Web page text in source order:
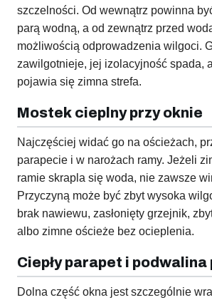
szczelności. Od wewnątrz powinna
parą wodną, a od zewnątrz przed
możliwością odprowadzenia wilgoci.
zawilgotnieje, jej izolacyjność spada,
pojawia się zimna strefa.
Mostek cieplny przy oknie
Najczęściej widać go na ościeżach,
parapecie i w narożach ramy. Jeżeli
ramie skrapla się woda, nie zawsze
Przyczyną może być zbyt wysoka
brak nawiewu, zasłonięty grzejnik,
albo zimne ościeże bez ocieplenia.
Ciepły parapet i podwalina
Dolna część okna jest szczególnie